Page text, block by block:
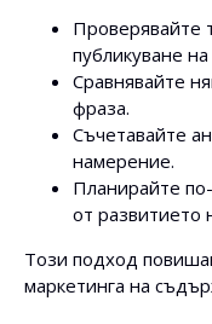
Проверявайте
публикуване
Сравнявайте
фраза.
Съчетавайте
намерение.
Планирайте
от развитието
Този подход
маркетинга на